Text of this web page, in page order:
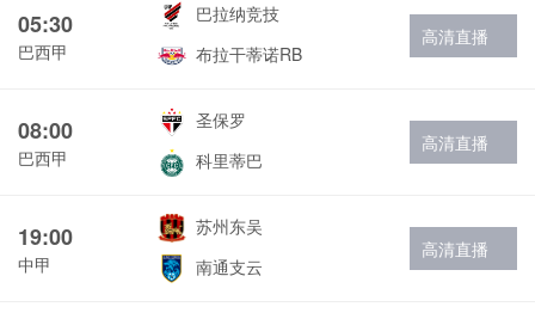
05:30
巴西甲
巴拉纳竞技
布拉干蒂诺RB
高清直播
08:00
巴西甲
圣保罗
科里蒂巴
高清直播
19:00
中甲
苏州东吴
南通支云
高清直播